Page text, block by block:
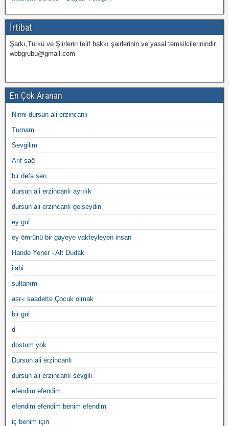
İrtibat
Şarkı,Türkü ve Şiirlerin telif hakkı şairlerinin ve yasal temsilcilerinindir.
webgrubu@gmail.com
En Çok Aranan
Ninni dursun ali erzincanlı
Turnam
Sevgilim
Arif sağ
bir defa sen
dursun ali erzincanlı ayrılık
dursun ali erzincanlı gelseydin
ey gül
ey ömrünü bir gayeye vakfeyleyen insan
Hande Yener - Alt Dudak
ilahi
sultanım
asr-ı saadette Çocuk olmak
bir gul
d
dostum yok
Dursun ali erzincanlı
dursun ali erzincanlı sevgili
efendim efendim
efendim efendim benim efendim
iç benim için